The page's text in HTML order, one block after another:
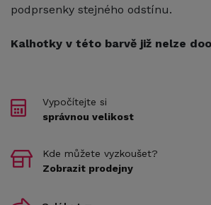
podprsenky stejného odstínu.
Kalhotky v této barvě již nelze
Vypočítejte si
správnou velikost
Kde můžete vyzkoušet?
Zobrazit prodejny